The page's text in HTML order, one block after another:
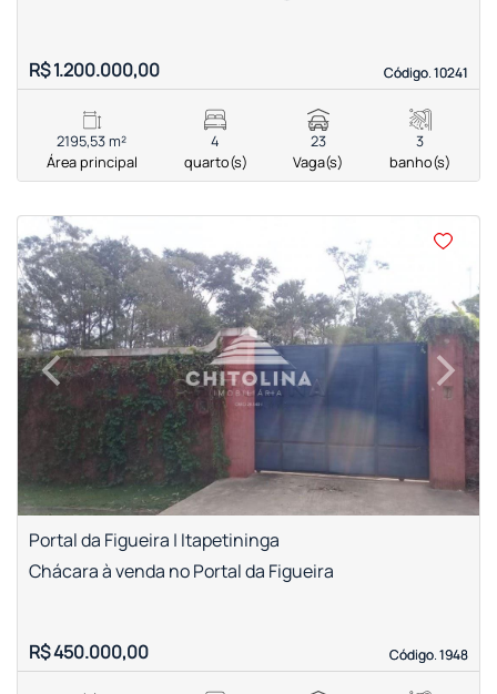
Código. 10241
Código. 10241
R$ 1.200.000,00
2195,53 m²
Área principal
4
quarto(s)
23
Vaga(s)
3
banho(s)
< <<
‹Previous ›
Next
Portal da Figueira | Itapetininga
Código. 1948
Código. 1948
Chácara à venda no Portal da Figueira
R$ 450.000,00